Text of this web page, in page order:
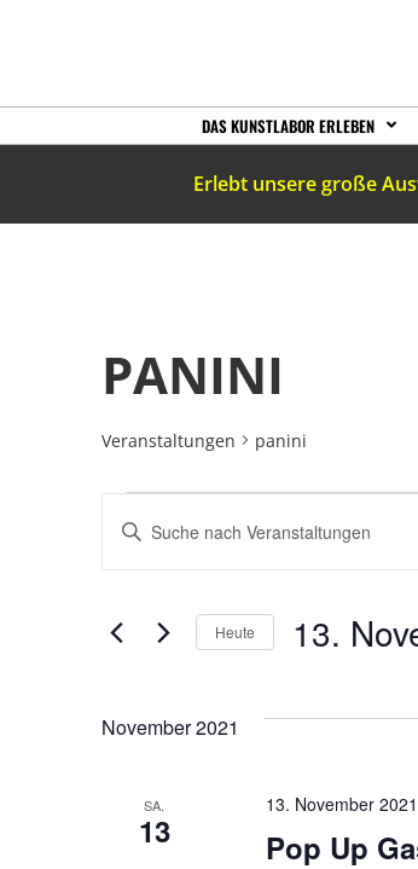
DAS KUNSTLABOR ERLEBEN
Erlebt unsere große
PANINI
Veranstaltungen panini
VERANSTALTUNGEN
SUCHE
UND
NAVIGATION
Bitte
Schlüsselwort
Suche
Veranstaltungen
Schlüsselwort.Heute 13.
November 2021
SA.
13 Pop Up
13. November